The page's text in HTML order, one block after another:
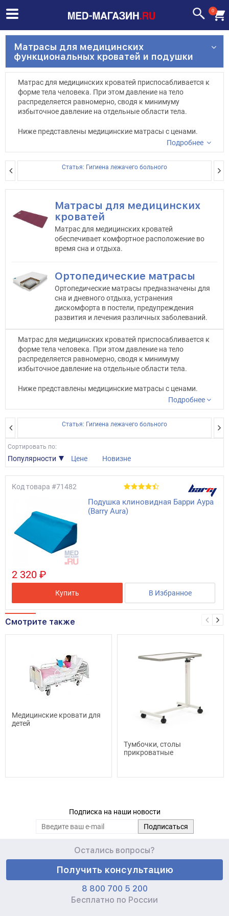
0
Матрасы для медицинских
функциональных кроватей и подушки
Матрас для медицинских кроватей приспосабливается к
форме тела человека. При этом давление на тело
распределяется равномерно, сводя к минимуму
избыточное давление на отдельные области тела.
Ниже представлены медицинские матрасы с ценами.
Если Вы раздумываете, какой матрас приобрести,
свяжитесь с нашими операторами и они помогут
выбрать и купить матрас для медицинской кровати.
Подробнее
Статья: Гигиена лежачего больного
Матрасы для медицинских
кроватей
Матрас для медицинских кроватей
обеспечивает комфортное расположение во
время сна и отдыха.
Ортопедические матрасы
Ортопедические матрасы предназначены для
сна и дневного отдыха, устранения
дискомфорта в постели, предупреждения
развития и лечения различных заболеваний.
Матрас для медицинских кроватей приспосабливается к
форме тела человека. При этом давление на тело
распределяется равномерно, сводя к минимуму
избыточное давление на отдельные области тела.
Ниже представлены медицинские матрасы с ценами.
Если Вы раздумываете, какой матрас приобрести,
свяжитесь с нашими операторами и они помогут
выбрать и купить матрас для медицинской кровати.
Подробнее
Статья: Гигиена лежачего больного
Сортировать по:
Популярности Цене Новизне
Код товара #71482
Подушка клиновидная Барри Аура
(Barry Aura)
2 320 ₽
Купить В Избранное
Смотрите также
Медицинские кровати для
детей
Тумбочки, столы
прикроватные
Подписка на наши новости
Остались вопросы?
Получить консультацию
8 800 700 5 200
Бесплатно по России